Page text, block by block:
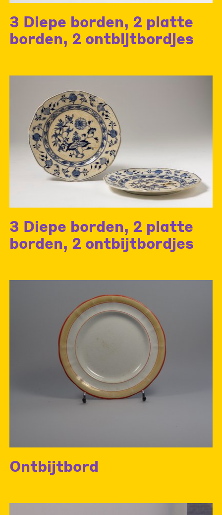
3 Diepe borden, 2 platte
borden, 2 ontbijtbordjes
3 Diepe borden, 2 platte
borden, 2 ontbijtbordjes
Ontbijtbord